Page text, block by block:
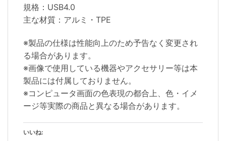
規格：USB4.0
主な材質：アルミ・TPE
※製品の仕様は性能向上のため予告なく変更され
る場合があります。
※画像で使用している機器やアクセサリー等は本
製品には付属しておりません。
※コンピュータ画面の色表現の都合上、色・イメ
ージ等実際の商品と異なる場合があります。
いいね: